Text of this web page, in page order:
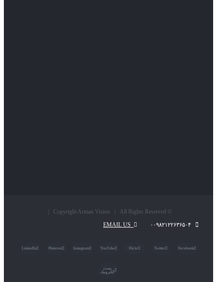
© Copyright Arman Vision | All Rights Reserved |
Facebook
Twitter
Flickr
YouTube
Instagram
Pinterest
LinkedIn
پست
الکترونیک